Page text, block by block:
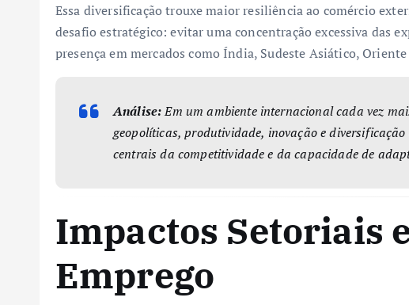
Essa diversificação trouxe maior resiliência ao comércio
desafio estratégico: evitar uma concentração excessiva das
presença em mercados como Índia, Sudeste Asiático,
Análise:Em um ambiente internacional cada vez
geopolíticas, produtividade, inovação e diversificação
centrais da competitividade e da capacidade de
Impactos Setoriais
Emprego